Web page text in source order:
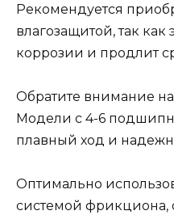
Рекомендуется
влагозащитой, так как
коррозии и продлит
Обратите внимание
Модели с 4-6
плавный ход и
Оптимально
системой